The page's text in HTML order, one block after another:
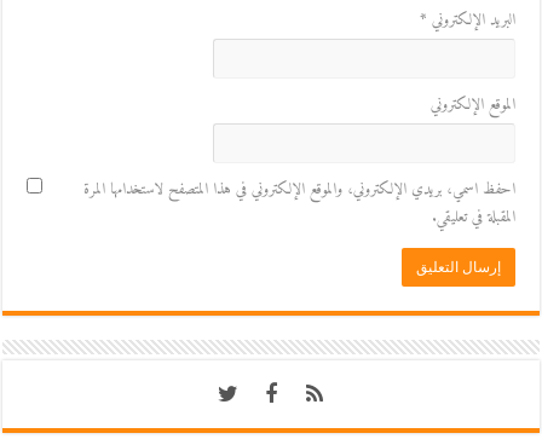
البريد الإلكتروني *
الموقع الإلكتروني
احفظ اسمي، بريدي الإلكتروني، والموقع الإلكتروني في هذا المتصفح لاستخدامها المرة
المقبلة في تعليقي.